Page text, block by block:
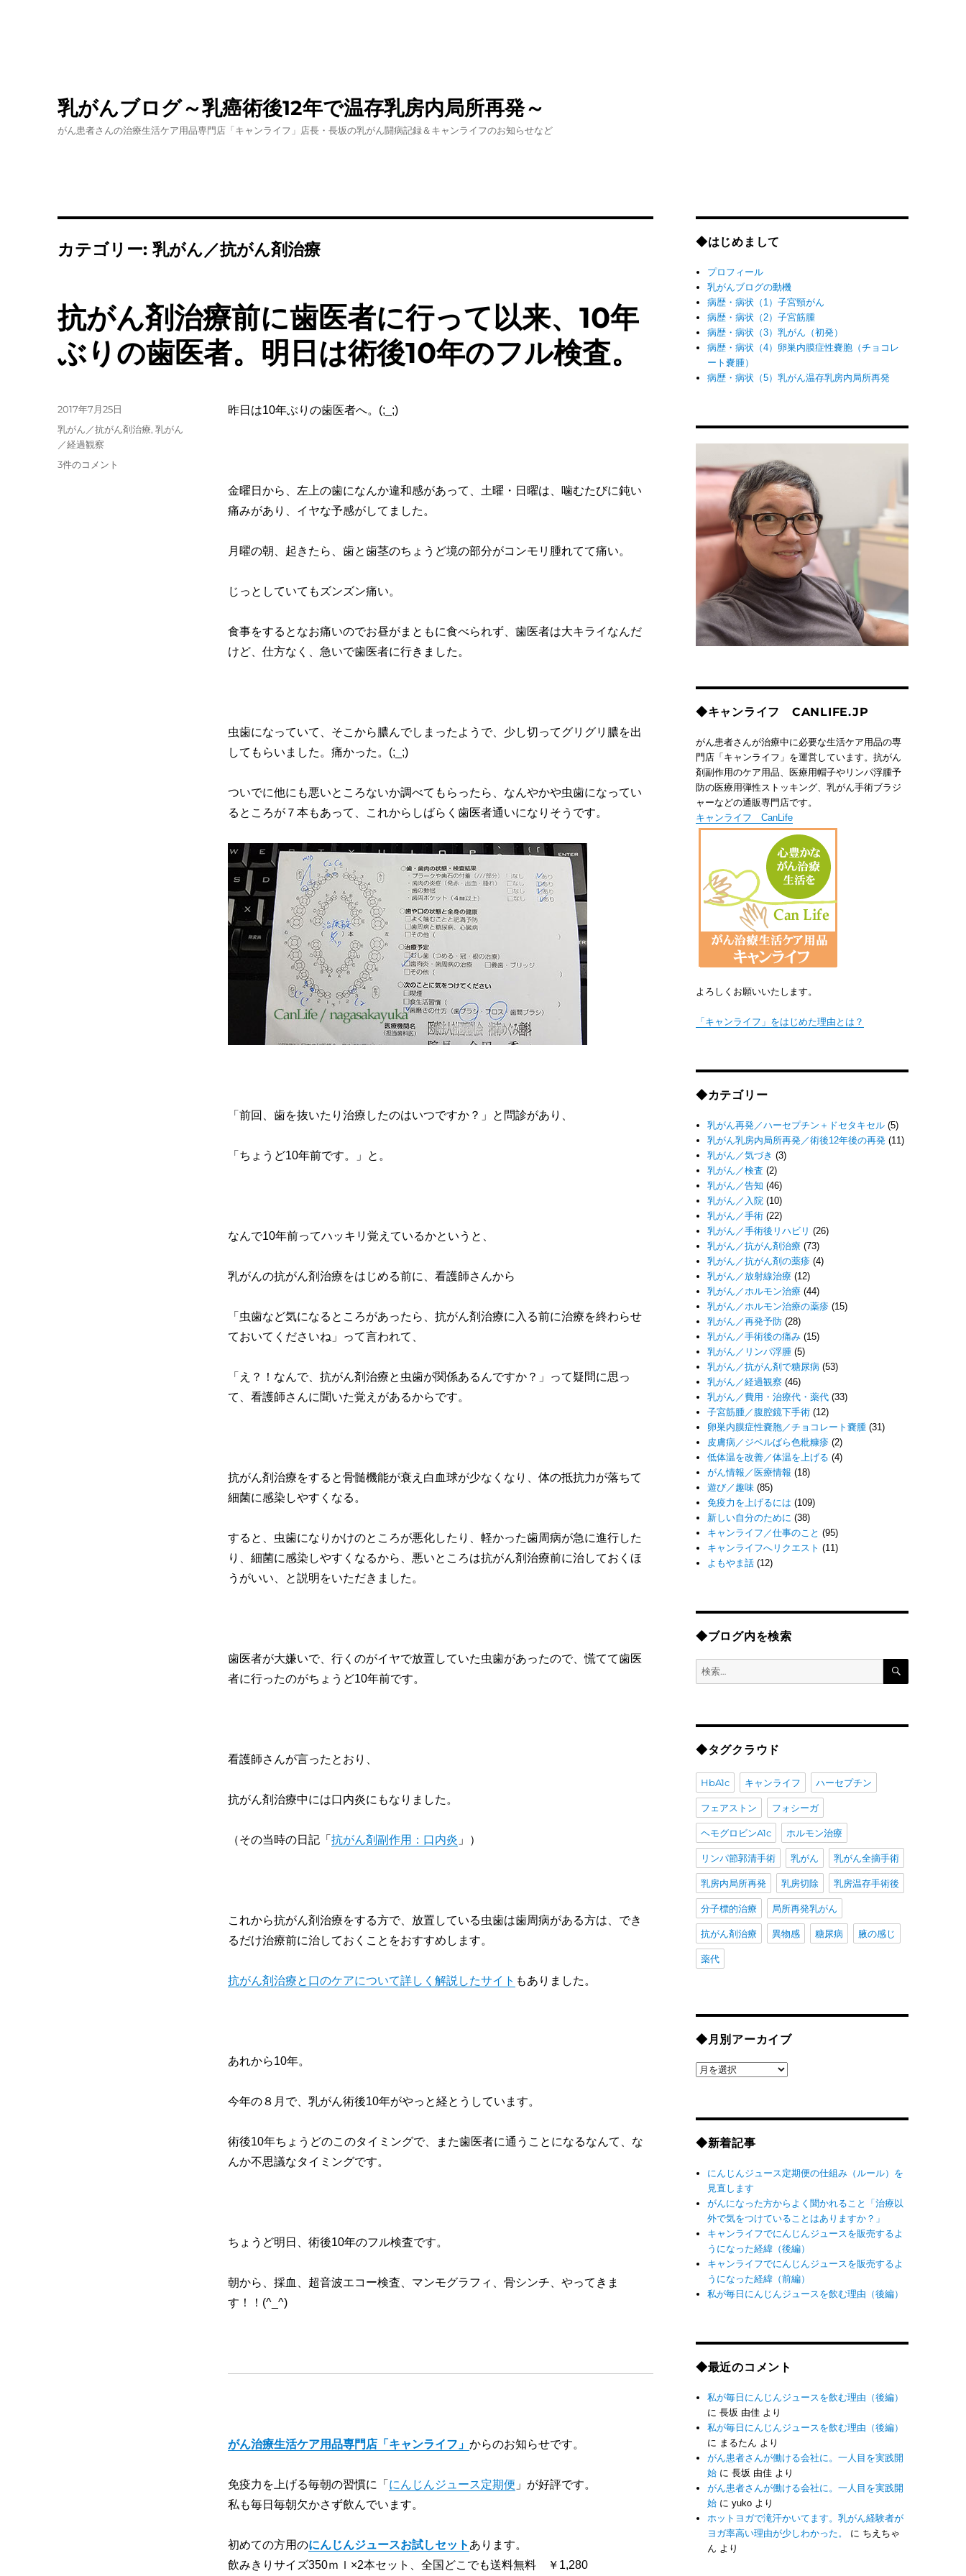
乳がんブログ～乳癌術後12年で温存乳房内局所再発～
がん患者さんの治療生活ケア用品専門店「キャンライフ」店長・長坂の乳がん闘病記録＆キャンライフのお知らせなど
カテゴリー:乳がん／抗がん剤治療
抗がん剤治療前に歯医者に行って以来、10年
ぶりの歯医者。明日は術後10年のフル検査。
昨日は10年ぶりの歯医者へ。(;_;)
金曜日から、左上の歯になんか違和感があって、土曜・日曜は、噛むたびに鈍い
痛みがあり、イヤな予感がしてました。
月曜の朝、起きたら、歯と歯茎のちょうど境の部分がコンモリ腫れてて痛い。
じっとしていてもズンズン痛い。
食事をするとなお痛いのでお昼がまともに食べられず、歯医者は大キライなんだ
けど、仕方なく、急いで歯医者に行きました。
虫歯になっていて、そこから膿んでしまったようで、少し切ってグリグリ膿を出
してもらいました。痛かった。(;_;)
ついでに他にも悪いところないか調べてもらったら、なんやかや虫歯になってい
るところが７本もあって、これからしばらく歯医者通いになりそうです。
「前回、歯を抜いたり治療したのはいつですか？」と問診があり、
「ちょうど10年前です。」と。
なんで10年前ってハッキリ覚えているかというと、
乳がんの抗がん剤治療をはじめる前に、看護師さんから
「虫歯など気になるところがあったら、抗がん剤治療に入る前に治療を終わらせ
ておいてくださいね」って言われて、
「え？！なんで、抗がん剤治療と虫歯が関係あるんですか？」って疑問に思っ
て、看護師さんに聞いた覚えがあるからです。
抗がん剤治療をすると骨髄機能が衰え白血球が少なくなり、体の抵抗力が落ちて
細菌に感染しやすくなる。
すると、虫歯になりかけのところが悪化したり、軽かった歯周病が急に進行した
り、細菌に感染しやすくなるから、悪いところは抗がん剤治療前に治しておくほ
うがいい、と説明をいただきました。
歯医者が大嫌いで、行くのがイヤで放置していた虫歯があったので、慌てて歯医
者に行ったのがちょうど10年前です。
看護師さんが言ったとおり、
抗がん剤治療中には口内炎にもなりました。
（その当時の日記「 抗がん剤副作用：口内炎 」）
これから抗がん剤治療をする方で、放置している虫歯は歯周病がある方は、でき
るだけ治療前に治しておくことをおすすめします。
抗がん剤治療と口のケアについて詳しく解説したサイト もありました。
あれから10年。
今年の８月で、乳がん術後10年がやっと経とうしています。
術後10年ちょうどのこのタイミングで、また歯医者に通うことになるなんて、な
んか不思議なタイミングです。
ちょうど明日、術後10年のフル検査です。
朝から、採血、超音波エコー検査、マンモグラフィ、骨シンチ、やってきま
す！！(^_^)
がん治療生活ケア用品専門店「キャンライフ」 からのお知らせです。
免疫力を上げる毎朝の習慣に「 にんじんジュース定期便 」が好評です。
私も毎日毎朝欠かさず飲んでいます。
初めての方用のにんじんジュースお試しセット あります。
飲みきりサイズ350ｍｌ×2本セット、全国どこでも送料無料 ￥1,280
投
稿
日:
2017年7月25日
カ
テ
ゴ
乳がん／抗がん剤治療,乳がん
／経過観察
抗
3件のコメント
◆はじめまして
プロフィール
乳がんブログの動機
病歴・病状（1）子宮頸がん
病歴・病状（2）子宮筋腫
病歴・病状（3）乳がん（初発）
病歴・病状（4）卵巣内膜症性嚢胞（チョコレ
ート嚢腫）
病歴・病状（5）乳がん温存乳房内局所再発
◆キャンライフ CANLIFE.JP
がん患者さんが治療中に必要な生活ケア用品の専
門店「キャンライフ」を運営しています。抗がん
剤副作用のケア用品、医療用帽子やリンパ浮腫予
防の医療用弾性ストッキング、乳がん手術ブラジ
ャーなどの通販専門店です。
キャンライフ CanLife
よろしくお願いいたします。
「キャンライフ」をはじめた理由とは？
◆カテゴリー
乳がん再発／ハーセプチン＋ドセタキセル (5)
乳がん乳房内局所再発／術後12年後の再発 (11)
乳がん／気づき (3)
乳がん／検査 (2)
乳がん／告知 (46)
乳がん／入院 (10)
乳がん／手術 (22)
乳がん／手術後リハビリ (26)
乳がん／抗がん剤治療 (73)
乳がん／抗がん剤の薬疹 (4)
乳がん／放射線治療 (12)
乳がん／ホルモン治療 (44)
乳がん／ホルモン治療の薬疹 (15)
乳がん／再発予防 (28)
乳がん／手術後の痛み (15)
乳がん／リンパ浮腫 (5)
乳がん／抗がん剤で糖尿病 (53)
乳がん／経過観察 (46)
乳がん／費用・治療代・薬代 (33)
子宮筋腫／腹腔鏡下手術 (12)
卵巣内膜症性嚢胞／チョコレート嚢腫 (31)
皮膚病／ジベルばら色粃糠疹 (2)
低体温を改善／体温を上げる (4)
がん情報／医療情報 (18)
遊び／趣味 (85)
免疫力を上げるには (109)
新しい自分のために (38)
キャンライフ／仕事のこと (95)
キャンライフへリクエスト (11)
よもやま話 (12)
◆ブログ内を検索
検
検
◆タグクラウド
HbA1c キャンライフ ハーセプチン
フェアストン フォシーガ
ヘモグロビンA1c ホルモン治療
リンパ節郭清手術 乳がん 乳がん全摘手術
乳房内局所再発 乳房切除 乳房温存手術後
分子標的治療 局所再発乳がん
抗がん剤治療 異物感 糖尿病 腋の感じ
薬代
◆月別アーカイブ
◆
カ
ブ
◆新着記事
にんじんジュース定期便の仕組み（ルール）を
見直します
がんになった方からよく聞かれること「治療以
外で気をつけていることはありますか？」
キャンライフでにんじんジュースを販売するよ
うになった経緯（後編）
キャンライフでにんじんジュースを販売するよ
うになった経緯（前編）
私が毎日にんじんジュースを飲む理由（後編）
◆最近のコメント
私が毎日にんじんジュースを飲む理由（後編）
に長坂 由佳 より
私が毎日にんじんジュースを飲む理由（後編）
に まるたん より
がん患者さんが働ける会社に。一人目を実践開
始 に長坂 由佳 より
がん患者さんが働ける会社に。一人目を実践開
始 にyuko より
ホットヨガで滝汗かいてます。乳がん経験者が
ヨガ率高い理由が少しわかった。
に ちえちゃ
ん より